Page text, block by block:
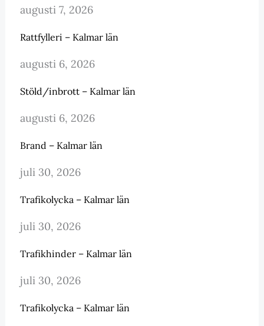
augusti 7, 2026
Rattfylleri – Kalmar län
augusti 6, 2026
Stöld/inbrott – Kalmar län
augusti 6, 2026
Brand – Kalmar län
juli 30, 2026
Trafikolycka – Kalmar län
juli 30, 2026
Trafikhinder – Kalmar län
juli 30, 2026
Trafikolycka – Kalmar län